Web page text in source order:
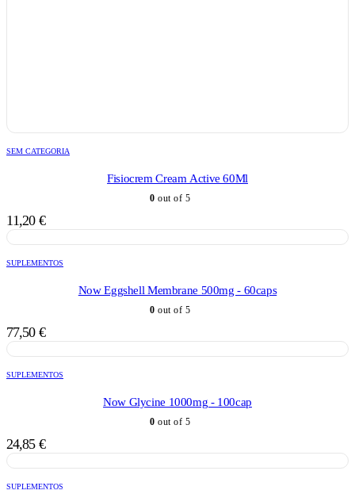
SEM CATEGORIA
Fisiocrem Cream Active 60Ml
0 out of 5
11,20 €
SUPLEMENTOS
Now Eggshell Membrane 500mg - 60caps
0 out of 5
77,50 €
SUPLEMENTOS
Now Glycine 1000mg - 100cap
0 out of 5
24,85 €
SUPLEMENTOS